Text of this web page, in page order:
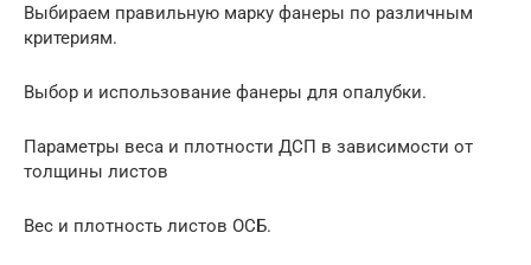
Выбираем правильную марку фанеры по различным
критериям.
Выбор и использование фанеры для опалубки.
Параметры веса и плотности ДСП в зависимости от
толщины листов
Вес и плотность листов ОСБ.